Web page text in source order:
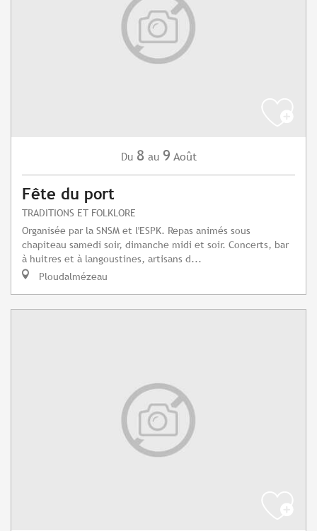
Du 8 au 9 Août
Fête du port
TRADITIONS ET FOLKLORE
Organisée par la SNSM et l'ESPK. Repas animés sous
chapiteau samedi soir, dimanche midi et soir. Concerts, bar
à huitres et à langoustines, artisans d...
Ploudalmézeau